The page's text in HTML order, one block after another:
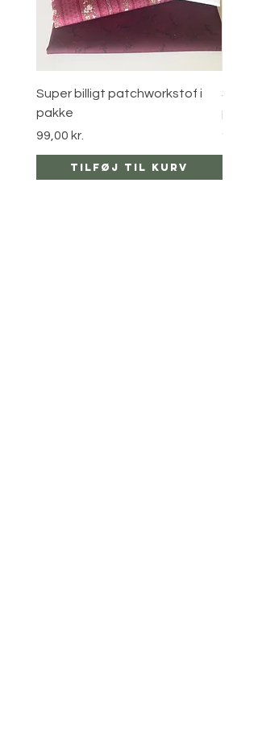
Super billigt patchworkstof i
pakke
Pris
99,00 kr.
Tilføj til kurv
pakke